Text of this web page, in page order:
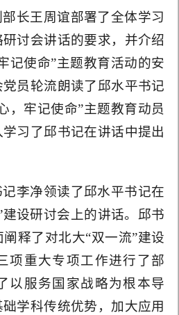
长王周谊部署了全体学习
讨会讲话的要求，并介绍
记使命”主题教育活动的安
员轮流朗读了邱水平书记
，牢记使命”主题教育动员
习了邱书记在讲话中提出
李净领读了邱水平书记在
建设研讨会上的讲话。邱书
释了对北大“双一流”建设
项重大专项工作进行了部
以服务国家战略为根本导
学科传统优势，加大应用